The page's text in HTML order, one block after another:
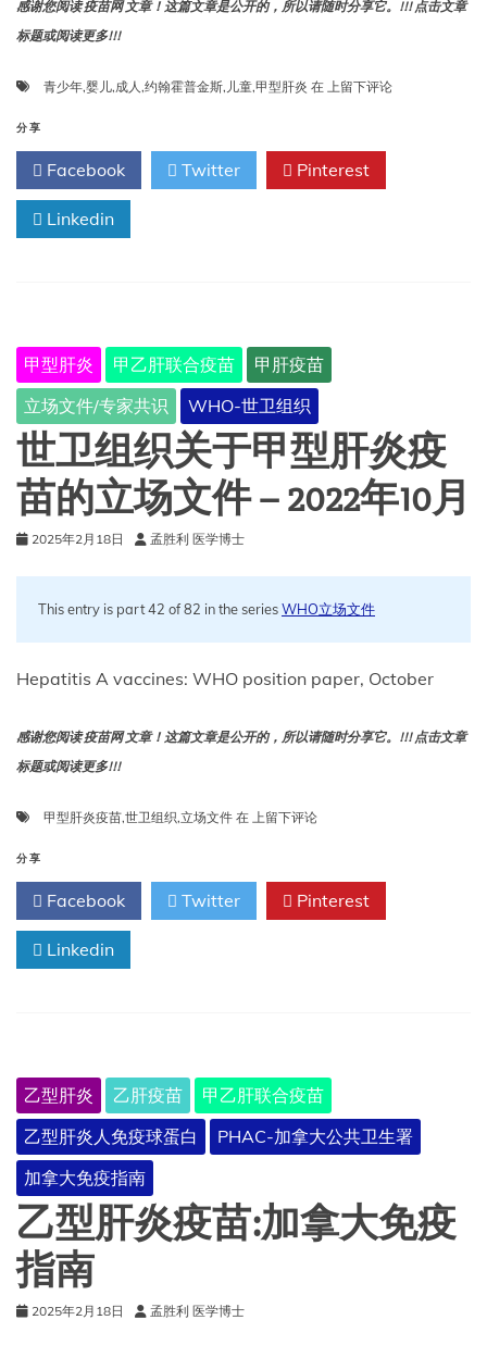
感谢您阅读 疫苗网 文章！这篇文章是公开的，所以请随时分享它。!!! 点击文章
标题或阅读更多!!!
青少年,婴儿,成人,约翰霍普金斯, 儿童,甲型肝炎 在 甲
炎-
约
翰
上留下评论
分享
Facebook Twitter Pinterest
Linkedin
甲型肝炎 甲乙肝联合疫苗
甲肝疫苗
立场文件/专家共识
WHO-世卫组织
世卫组织关于甲型肝炎疫
苗的立场文件 – 2022年10月
2025年2月18日 孟胜利 医学博士
This entry is part 42 of 82 in the seriesWHO立场文件
Hepatitis A vaccines: WHO position paper, October
感谢您阅读 疫苗网 文章！这篇文章是公开的，所以请随时分享它。!!! 点击文章
标题或阅读更多!!!
甲型肝炎疫苗,世卫组织,立场文件 在 世
织
于
的
立
场
文
2022
年
上留下评论
分享
Facebook Twitter Pinterest
Linkedin
乙型肝炎 乙肝疫苗
甲乙肝联合疫苗
乙型肝炎人免疫球蛋白
PHAC-加拿大公共卫生署
加拿大免疫指南
乙型肝炎疫苗:加拿大免疫
指南
2025年2月18日 孟胜利 医学博士